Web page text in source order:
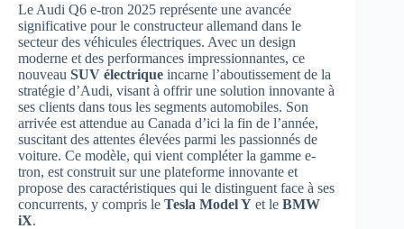
Le Audi Q6 e-tron 2025 représente une avancée
significative pour le constructeur allemand dans le
secteur des véhicules électriques. Avec un design
moderne et des performances impressionnantes, ce
nouveau SUV électrique incarne l’aboutissement de la
stratégie d’Audi, visant à offrir une solution innovante à
ses clients dans tous les segments automobiles. Son
arrivée est attendue au Canada d’ici la fin de l’année,
suscitant des attentes élevées parmi les passionnés de
voiture. Ce modèle, qui vient compléter la gamme e-
tron, est construit sur une plateforme innovante et
propose des caractéristiques qui le distinguent face à ses
concurrents, y compris le Tesla Model Y et le BMW
iX.